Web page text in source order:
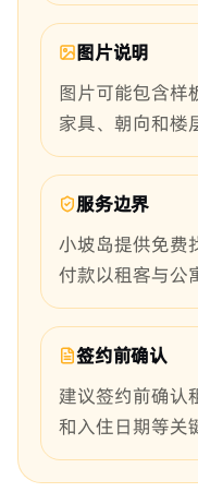
图片说明
图片可能包含样
家具、朝向和楼
服务边界
小坡岛提供免费
付款以租客与公
签约前确认
建议签约前确认
和入住日期等关